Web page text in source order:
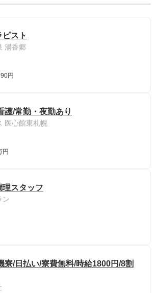
スト
湯香郷
円
護/常勤・夜勤あり
医心館東札幌
円
理スタッフ
ン
寮/日払い/寮費無料/時給1800円/8割